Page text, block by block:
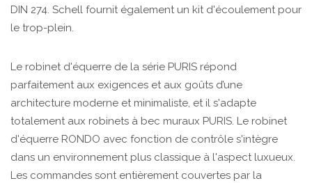
DIN 274. Schell fournit également un kit d'écoulement pour
le trop-plein.
Le robinet d'équerre de la série PURIS répond
parfaitement aux exigences et aux goûts d’une
architecture moderne et minimaliste, et il s'adapte
totalement aux robinets à bec muraux PURIS. Le robinet
d'équerre RONDO avec fonction de contrôle s'intègre
dans un environnement plus classique à l'aspect luxueux.
Les commandes sont entièrement couvertes par la